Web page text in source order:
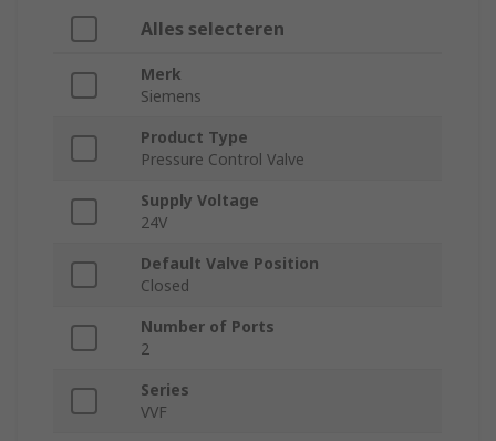
Alles selecteren
Merk
Siemens
Product Type
Pressure Control Valve
Supply Voltage
24V
Default Valve Position
Closed
Number of Ports
2
Series
VVF